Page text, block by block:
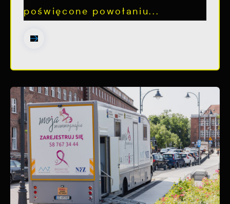
poświęcone powołaniu...